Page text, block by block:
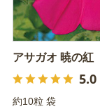
アサガオ 暁の紅
5.0
約10粒 袋